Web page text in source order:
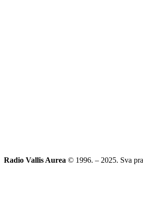
Radio Vallis Aurea © 1996. – 2025. Sva